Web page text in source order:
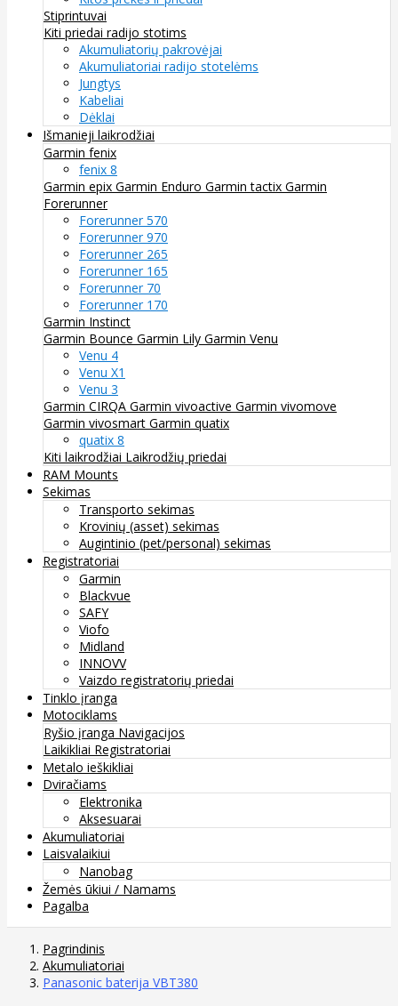
Stiprintuvai
Kiti priedai radijo stotims
Akumuliatorių pakrovėjai
Akumuliatoriai radijo stotelėms
Jungtys
Kabeliai
Dėklai
Išmanieji laikrodžiai
Garmin fenix
fenix 8
Garmin epix Garmin Enduro Garmin tactix Garmin
Forerunner
Forerunner 570
Forerunner 970
Forerunner 265
Forerunner 165
Forerunner 70
Forerunner 170
Garmin Instinct
Garmin Bounce Garmin Lily Garmin Venu
Venu 4
Venu X1
Venu 3
Garmin CIRQA Garmin vivoactive Garmin vivomove
Garmin vivosmart Garmin quatix
quatix 8
Kiti laikrodžiai Laikrodžių priedai
RAM Mounts
Sekimas
Transporto sekimas
Krovinių (asset) sekimas
Augintinio (pet/personal) sekimas
Registratoriai
Garmin
Blackvue
SAFY
Viofo
Midland
INNOVV
Vaizdo registratorių priedai
Tinklo įranga
Motociklams
Ryšio įranga Navigacijos
Laikikliai Registratoriai
Metalo ieškikliai
Dviračiams
Elektronika
Aksesuarai
Akumuliatoriai
Laisvalaikiui
Nanobag
Žemės ūkiui / Namams
Pagalba
Pagrindinis
Akumuliatoriai
Panasonic baterija VBT380